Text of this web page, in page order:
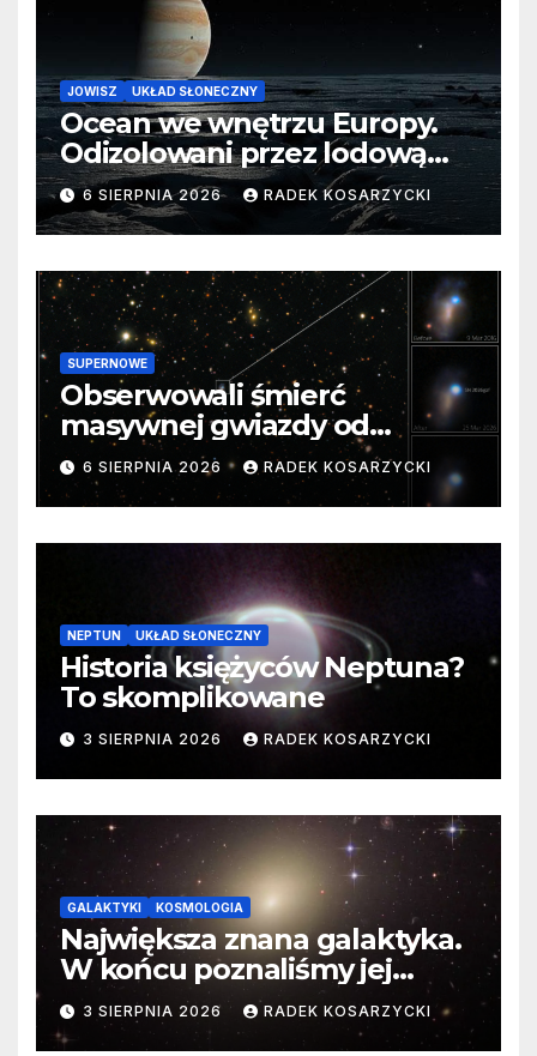
JOWISZ UKŁAD SŁONECZNY
Ocean we wnętrzu Europy.
Odizolowani przez lodową
barierę
6 SIERPNIA 2026 RADEK KOSARZYCKI
SUPERNOWE
Obserwowali śmierć
masywnej gwiazdy od
samego początku. Niezwykle
cenne dane
6 SIERPNIA 2026 RADEK KOSARZYCKI
NEPTUN UKŁAD SŁONECZNY
Historia księżyców Neptuna?
To skomplikowane
3 SIERPNIA 2026 RADEK KOSARZYCKI
GALAKTYKI KOSMOLOGIA
Największa znana galaktyka.
W końcu poznaliśmy jej
faktyczne wymiary
3 SIERPNIA 2026 RADEK KOSARZYCKI